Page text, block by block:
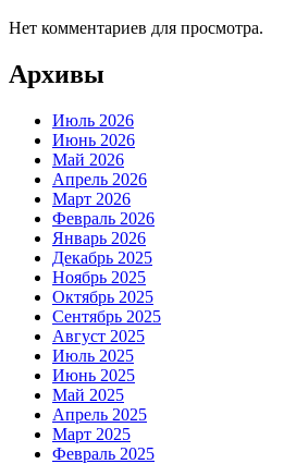
Нет комментариев для просмотра.
Архивы
Июль 2026
Июнь 2026
Май 2026
Апрель 2026
Март 2026
Февраль 2026
Январь 2026
Декабрь 2025
Ноябрь 2025
Октябрь 2025
Сентябрь 2025
Август 2025
Июль 2025
Июнь 2025
Май 2025
Апрель 2025
Март 2025
Февраль 2025